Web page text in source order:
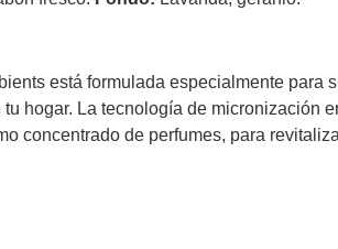
está formulada especialmente
hogar. La tecnología de micronización
concentrado de perfumes, para